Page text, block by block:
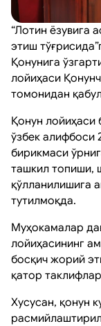
“Лотин ёзувига
этиш
Қонунига
лойиҳаси
томонидан
Қонун лойиҳаси
ўзбек алифбоси
бирикмаси
ташкил топиши,
қўлланилишига
тутилмоқда.
Муҳокамалар
лойиҳасининг
босқич жорий
қатор
Хусусан, қонун